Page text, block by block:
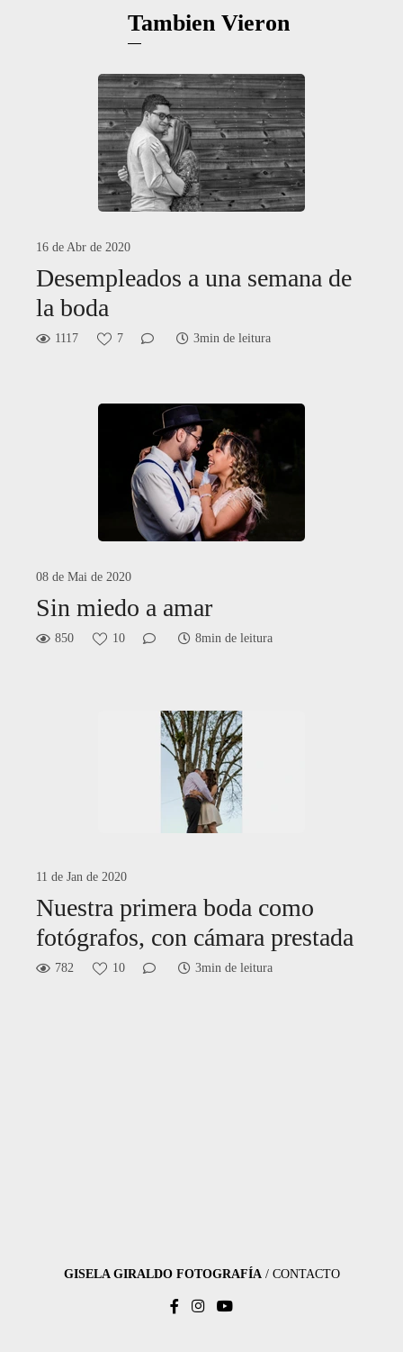
Tambien Vieron
16 de Abr de 2020
Desempleados a una semana de
la boda
1117 7 3min de leitura
08 de Mai de 2020
Sin miedo a amar
850 10 8min de leitura
11 de Jan de 2020
Nuestra primera boda como
fotógrafos, con cámara prestada
782 10 3min de leitura
GISELA GIRALDO FOTOGRAFÍA/ CONTACTO